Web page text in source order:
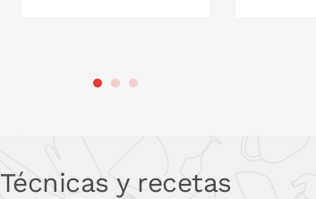
PONLO EN LA CESTA
Técnicas y recetas